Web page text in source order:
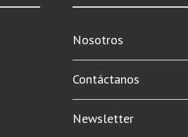
Nosotros
Contáctanos
Newsletter